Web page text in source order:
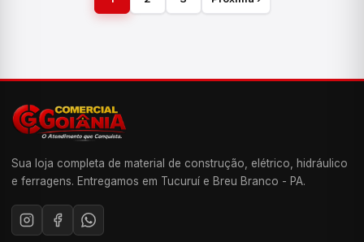
Sua loja completa de material de construção, elétrico, hidráulico
e ferragens. Entregamos em Tucuruí e Breu Branco - PA.